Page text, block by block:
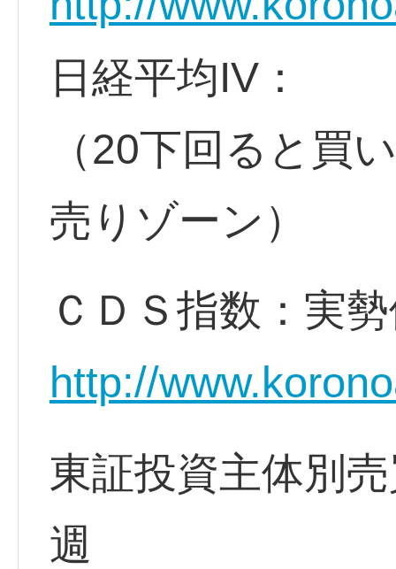
日経平均IV：
（20下回ると買
売りゾーン）
ＣＤＳ指数：実
http://
東証投資主体別
週